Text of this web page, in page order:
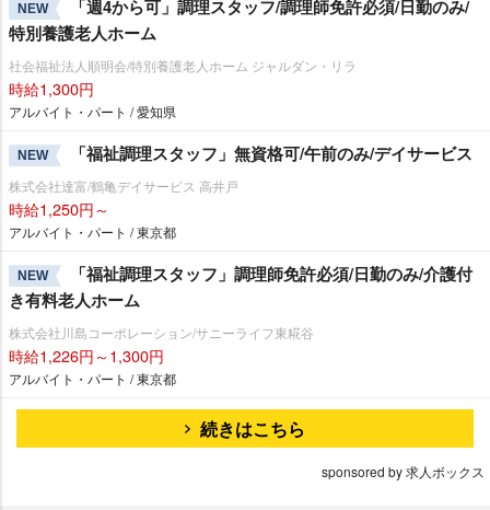
NEW
「週4から可」調理スタッフ/調理師免許必須/日勤のみ/
特別養護老人ホーム
社会福祉法人順明会/特別養護老人ホーム ジャルダン・リラ
時給1,300円
アルバイト・パート / 愛知県
NEW 「福祉調理スタッフ」無資格可/午前のみ/デイサービス
株式会社達富/鶴亀デイサービス 高井戸
時給1,250円～
アルバイト・パート / 東京都
NEW
「福祉調理スタッフ」調理師免許必須/日勤のみ/介護付
き有料老人ホーム
株式会社川島コーポレーション/サニーライフ東糀谷
時給1,226円～1,300円
アルバイト・パート / 東京都
続きはこちら
sponsored by 求人ボックス